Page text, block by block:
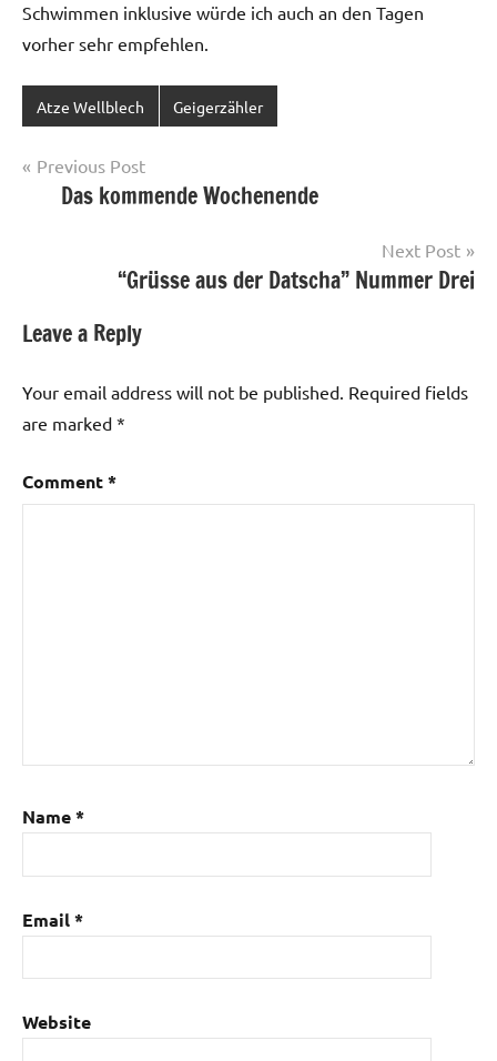
Schwimmen inklusive würde ich auch an den Tagen
vorher sehr empfehlen.
Atze Wellblech Geigerzähler
Post
navigation
Previous Post
Das kommende Wochenende
Next Post
“Grüsse aus der Datscha” Nummer Drei
Leave a Reply
Your email address will not be published. Required fields
are marked *
Comment*
Name*
Email*
Website